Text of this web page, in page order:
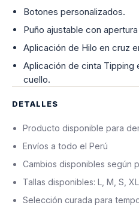
Botones personalizados.
Puño ajustable con
Aplicación de Hilo en cruz
Aplicación de cinta Tipping
cuello.
DETALLES
Producto disponible para
Envíos a todo el Perú
Cambios disponibles según
Tallas disponibles: L, M, S,
Selección curada para